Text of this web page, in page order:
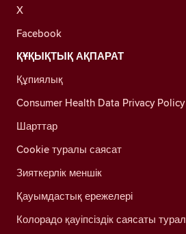
X
Facebook
ҚҰҚЫҚТЫҚ АҚПАРАТ
Құпиялық
Consumer Health Data Privacy Policy
Шарттар
Cookie туралы саясат
Зияткерлік меншік
Қауымдастық ережелері
Колорадо қауіпсіздік саясаты